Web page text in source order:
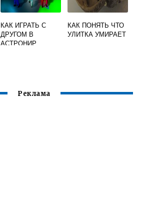
КАК ИГРАТЬ С
ДРУГОМ В
АСТРОНИР
КАК ПОНЯТЬ ЧТО
УЛИТКА УМИРАЕТ
Реклама